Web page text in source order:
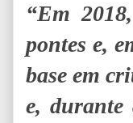
“Em
pontes e,
base em
e,